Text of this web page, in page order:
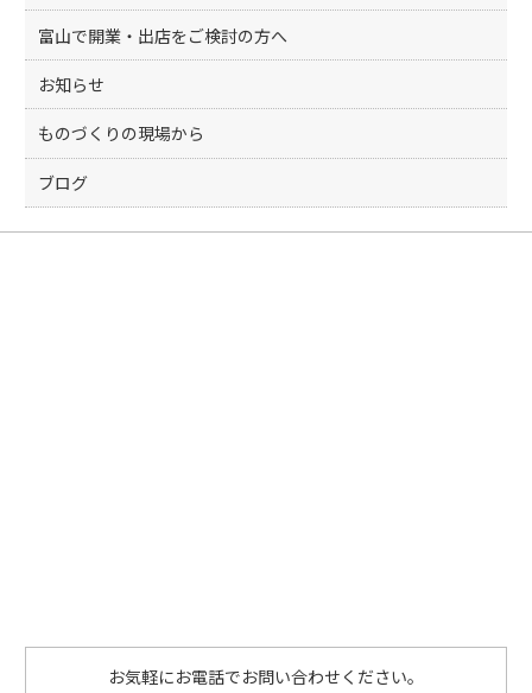
富山で開業・出店をご検討の方へ
お知らせ
ものづくりの現場から
ブログ
お気軽にお電話でお問い合わせください。